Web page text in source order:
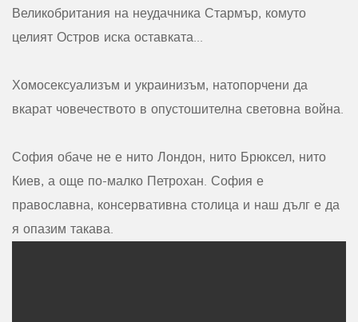
Великобритания на неудачника Стармър, комуто
целият Остров иска оставката...
Хомосексуализъм и украинизъм, натопорчени да
вкарат човечеството в опустошителна световна война.
София обаче не е нито Лондон, нито Брюксел, нито
Киев, а още по-малко Петрохан. София е
православна, консервативна столица и наш дълг е да
я опазим такава.